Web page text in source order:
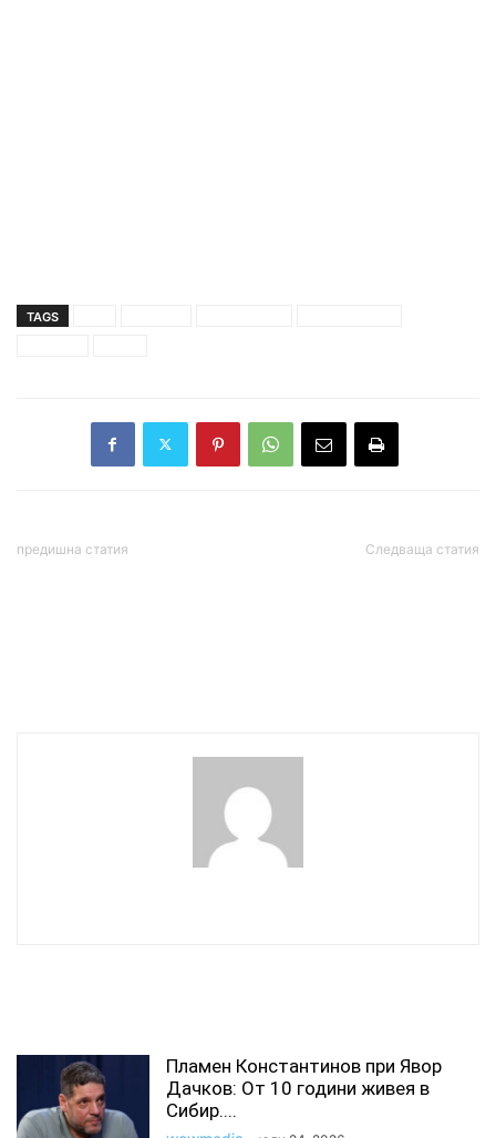
TAGS
предишна статия Следваща статия
Пламен Константинов при Явор
Дачков: От 10 години живея в
Сибир....